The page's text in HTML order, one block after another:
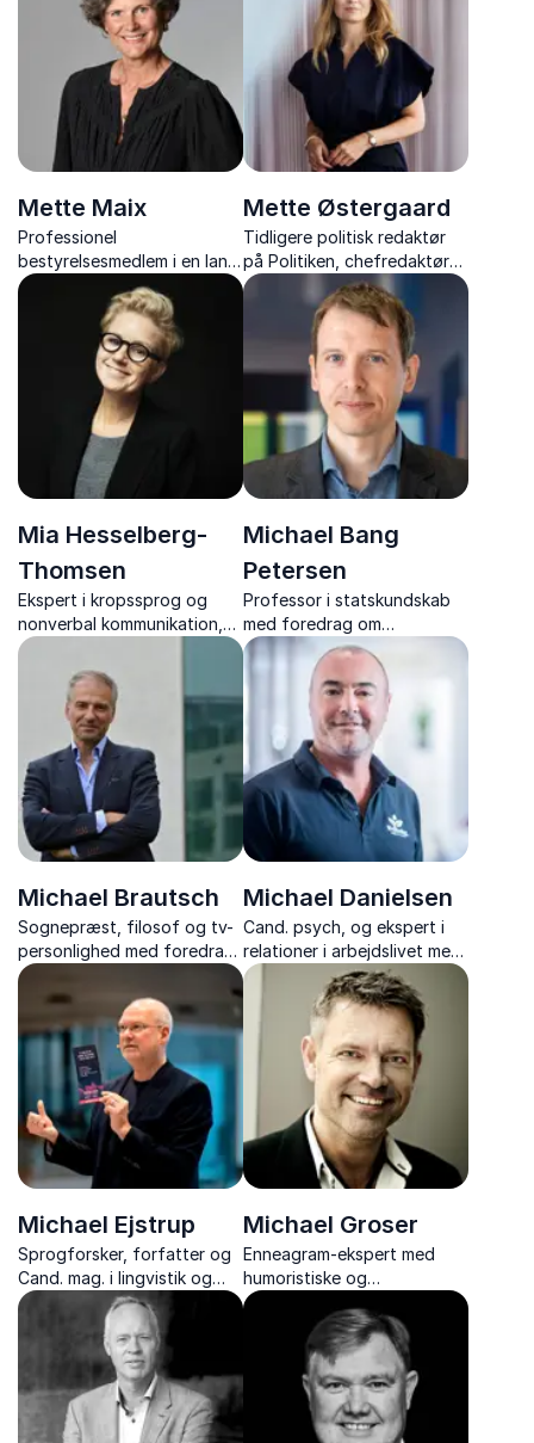
DR’s store programmer.
Mette Maix
Professionel
bestyrelsesmedlem i en lang
række bestyrelser og tidl.
topchef, med værdifulde
indsigter i fremtidens
ledelse, karriere og
meningsfulde fællesskaber.
Mette Østergaard
Tidligere politisk redaktør
på Politiken, chefredaktør
for TV 2 News og
Berlingske og Public Affairs-
og kommunikationsdirektør i
Dansk Industri
Mia Hesselberg-
Thomsen
Ekspert i kropssprog og
nonverbal kommunikation,
sceneinstruktør og
Cand.pæd.
Michael Bang
Petersen
Professor i statskundskab
med foredrag om
samfundstillid, kriser og
sociale medier.
Michael Brautsch
Sognepræst, filosof og tv-
personlighed med foredrag
om livsglæde og ansvar.
Michael Danielsen
Cand. psych, og ekspert i
relationer i arbejdslivet med
foredrag om forråelse,
psykologisk tryghed og
arbejdsglæde.
Michael Ejstrup
Sprogforsker, forfatter og
Cand. mag. i lingvistik og
retorik
Michael Groser
Enneagram-ekspert med
humoristiske og
indsigtsfulde foredrag om
samarbejde, kommunikation
og ledelse.